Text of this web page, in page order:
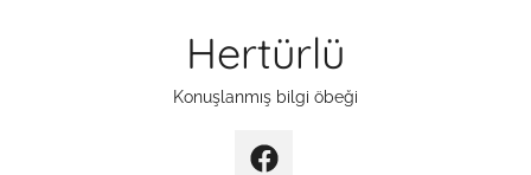
Hertürlü
Konuşlanmış bilgi öbeği
Facebook